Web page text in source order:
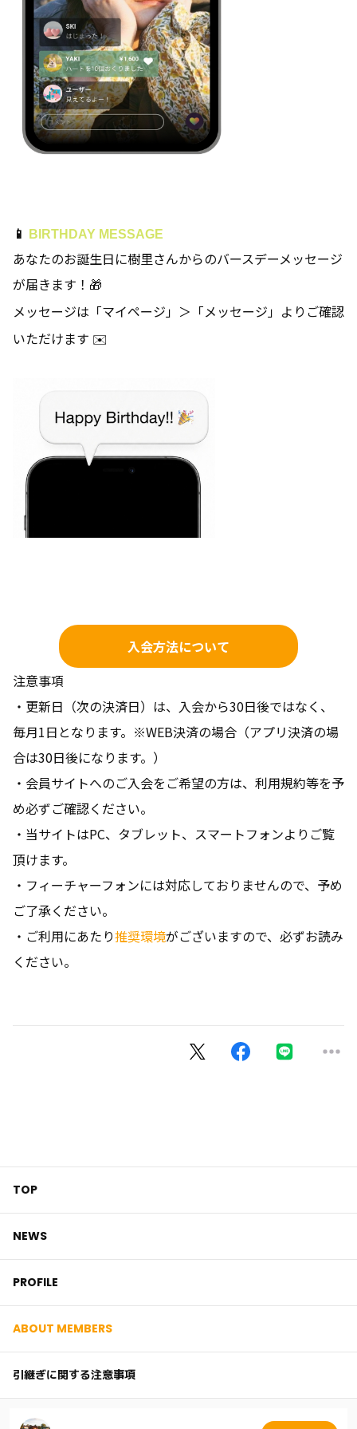
📱 BIRTHDAY MESSAGE
あなたのお誕生日に樹里さんからのバースデーメッセージ
が届きます！🎁
メッセージは「マイページ」＞「メッセージ」よりご確認
いただけます ✉️
入会方法について
注意事項
・更新日（次の決済日）は、入会から30日後ではなく、
毎月1日となります。※WEB決済の場合（アプリ決済の場
合は30日後になります。）
・会員サイトへのご入会をご希望の方は、利用規約等を予
め必ずご確認ください。
・当サイトはPC、タブレット、スマートフォンよりご覧
頂けます。
・フィーチャーフォンには対応しておりませんので、予め
ご了承ください。
・ご利用にあたり推奨環境がございますので、必ずお読み
ください。
TOP
NEWS
PROFILE
ABOUT MEMBERS
引継ぎに関する注意事項